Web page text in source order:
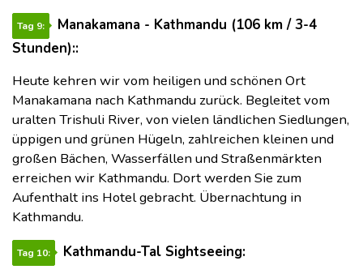
Tag 9:
Manakamana - Kathmandu (106 km / 3-4
Stunden)::
Heute kehren wir vom heiligen und schönen Ort
Manakamana nach Kathmandu zurück. Begleitet vom
uralten Trishuli River, von vielen ländlichen Siedlungen,
üppigen und grünen Hügeln, zahlreichen kleinen und
großen Bächen, Wasserfällen und Straßenmärkten
erreichen wir Kathmandu. Dort werden Sie zum
Aufenthalt ins Hotel gebracht. Übernachtung in
Kathmandu.
Tag 10:
Kathmandu-Tal Sightseeing: